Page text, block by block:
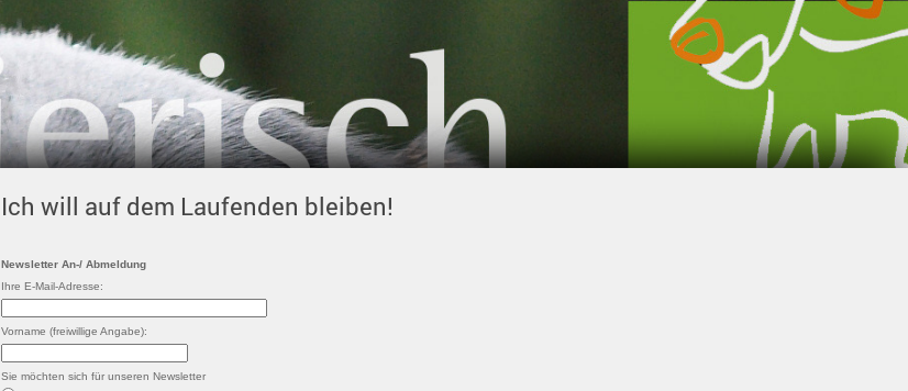
Ich will auf dem Laufenden bleiben!
Newsletter An-/ Abmeldung
Ihre E-Mail-Adresse:
Vorname (freiwillige Angabe):
Sie möchten sich für unseren Newsletter